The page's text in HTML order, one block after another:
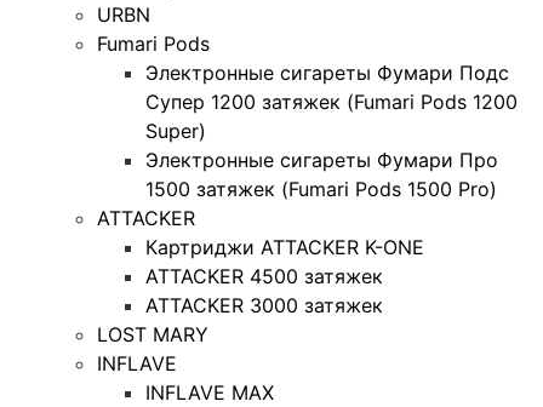
URBN
Fumari Pods
Электронные сигареты Фумари Подс
Супер 1200 затяжек (Fumari Pods 1200
Super)
Электронные сигареты Фумари Про
1500 затяжек (Fumari Pods 1500 Pro)
ATTACKER
Картриджи ATTACKER K-ONE
ATTACKER 4500 затяжек
ATTACKER 3000 затяжек
LOST MARY
INFLAVE
INFLAVE MAX